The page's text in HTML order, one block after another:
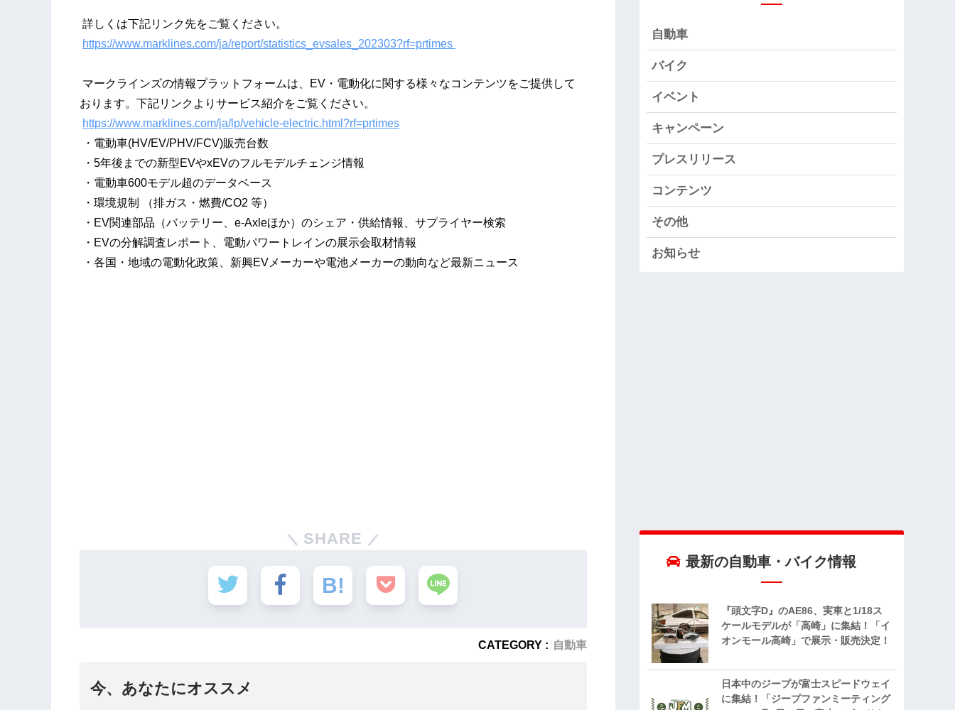
詳しくは下記リンク先をご覧ください。
https://www.marklines.com/ja/report/statistics_evsales_202303?rf=prtimes
マークラインズの情報プラットフォームは、EV・電動化に関する様々なコンテンツをご提供して
おります。下記リンクよりサービス紹介をご覧ください。
https://www.marklines.com/ja/lp/vehicle-electric.html?rf=prtimes
・電動車(HV/EV/PHV/FCV)販売台数
・5年後までの新型EVやxEVのフルモデルチェンジ情報
・電動車600モデル超のデータベース
・環境規制 （排ガス・燃費/CO2 等）
・EV関連部品（バッテリー、e-Axleほか）のシェア・供給情報、サプライヤー検索
・EVの分解調査レポート、電動パワートレインの展示会取材情報
・各国・地域の電動化政策、新興EVメーカーや電池メーカーの動向など最新ニュース
SHARE
CATEGORY : 自動車
今、あなたにオススメ
自動車
バイク
イベント
キャンペーン
プレスリリース
コンテンツ
その他
お知らせ
最新の自動車・バイク情報
『頭文字D』のAE86、実車と1/18ス
ケールモデルが「高崎」に集結！「イ
オンモール高崎」で展示・販売決定！
日本中のジープが富士スピードウェイ
に集結！「ジープファンミーティング